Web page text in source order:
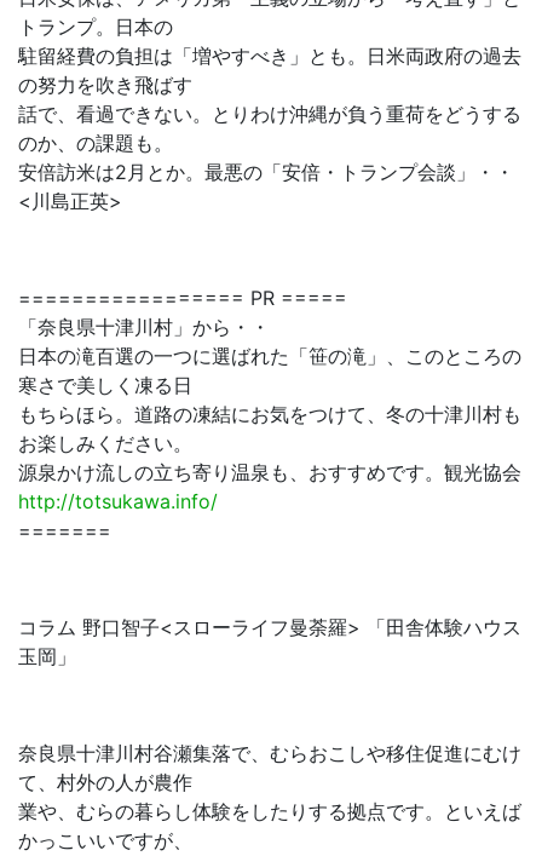
トランプ。日本の
駐留経費の負担は「増やすべき」とも。日米両政府の過去
の努力を吹き飛ばす
話で、看過できない。とりわけ沖縄が負う重荷をどうする
のか、の課題も。
安倍訪米は2月とか。最悪の「安倍・トランプ会談」・・
<川島正英>
================= PR =====
「奈良県十津川村」から・・
日本の滝百選の一つに選ばれた「笹の滝」、このところの
寒さで美しく凍る日
もちらほら。道路の凍結にお気をつけて、冬の十津川村も
お楽しみください。
源泉かけ流しの立ち寄り温泉も、おすすめです。観光協会
http://totsukawa.info/
=======
コラム 野口智子<スローライフ曼荼羅> 「田舎体験ハウス
玉岡」
奈良県十津川村谷瀬集落で、むらおこしや移住促進にむけ
て、村外の人が農作
業や、むらの暮らし体験をしたりする拠点です。といえば
かっこいいですが、